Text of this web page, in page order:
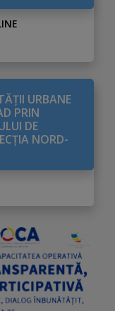
URBANE
PRIN
DE
NORD-